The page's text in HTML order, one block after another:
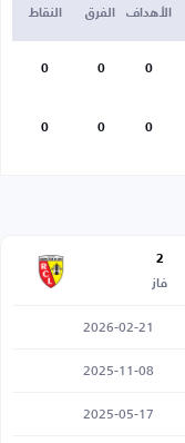
الأهداف الفرق النقاط
0
0
0
0
0
0
2
فاز
2026-02-21
2025-11-08
2025-05-17